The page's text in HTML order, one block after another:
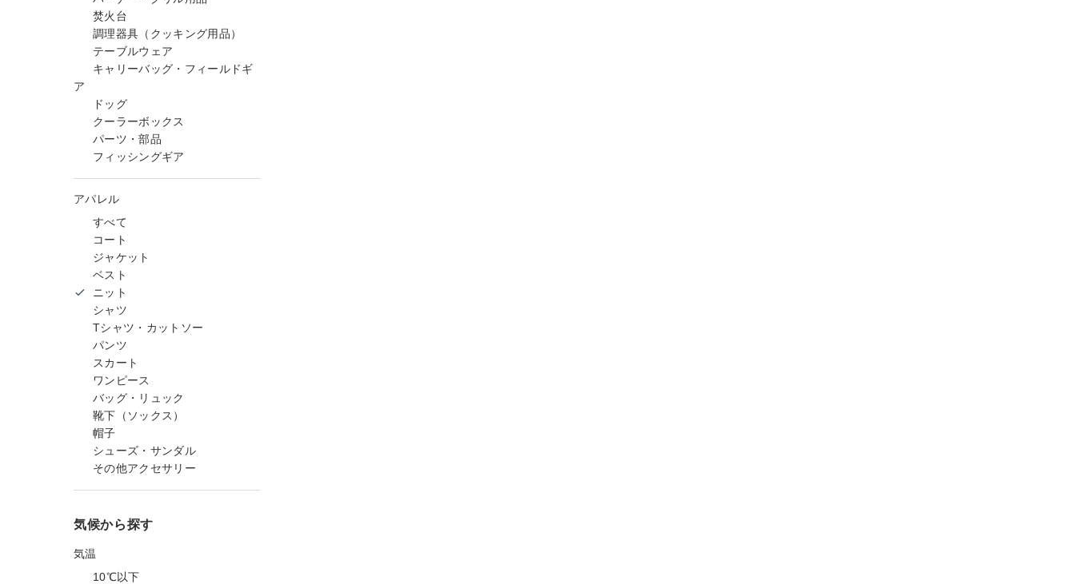
焚火台
調理器具（クッキング用品）
テーブルウェア
キャリーバッグ・フィールドギ
ア
ドッグ
クーラーボックス
パーツ・部品
フィッシングギア
アパレル
すべて
コート
ジャケット
ベスト
ニット
シャツ
Tシャツ・カットソー
パンツ
スカート
ワンピース
バッグ・リュック
靴下（ソックス）
帽子
シューズ・サンダル
その他アクセサリー
気候から探す
気温
10℃以下